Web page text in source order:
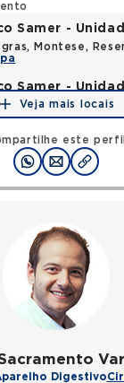
este perfil
Samer -
Montese,
Samer -
coronel
RJ, 27520301 •
Veja mais locais
Digestivo